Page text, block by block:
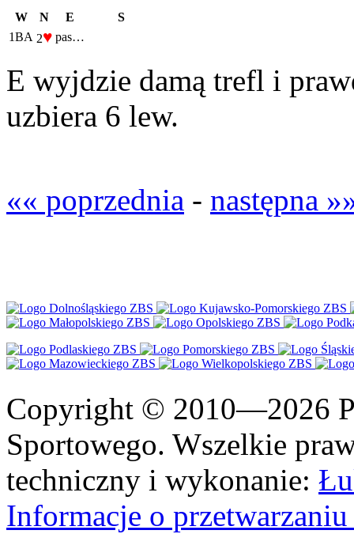
W N E
S
1BA 2♥ pas…
E wyjdzie damą trefl i
uzbiera 6 lew.
«« poprzednia - następna
Copyright © 2010—2026
Sportowego. Wszelkie
techniczny i wykonanie:
Informacje o